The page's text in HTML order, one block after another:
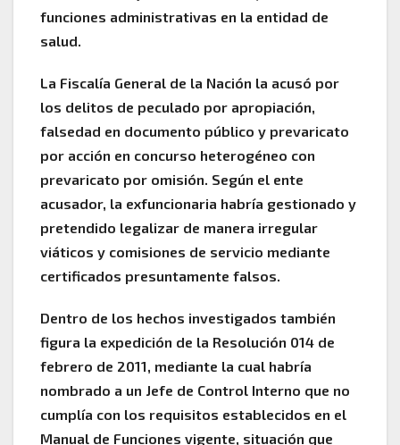
funciones administrativas en la entidad de
salud.
La Fiscalía General de la Nación la acusó por
los delitos de peculado por apropiación,
falsedad en documento público y prevaricato
por acción en concurso heterogéneo con
prevaricato por omisión. Según el ente
acusador, la exfuncionaria habría gestionado y
pretendido legalizar de manera irregular
viáticos y comisiones de servicio mediante
certificados presuntamente falsos.
Dentro de los hechos investigados también
figura la expedición de la Resolución 014 de
febrero de 2011, mediante la cual habría
nombrado a un Jefe de Control Interno que no
cumplía con los requisitos establecidos en el
Manual de Funciones vigente, situación que